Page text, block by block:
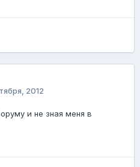
2012
и не зная меня в